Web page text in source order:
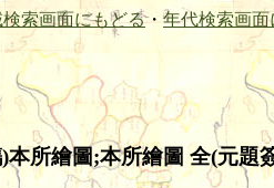
索画面にもどる・ 年代検索画面
所繪圖;本所繪圖 全(元題